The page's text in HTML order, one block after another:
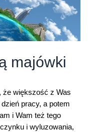
majówki
że większość z Was
pracy, a potem
i Wam też tego
i wyluzowania,